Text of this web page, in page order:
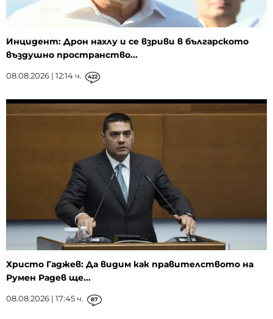
Инцидент: Дрон нахлу и се взриви в българското
въздушно пространство...
08.08.2026 | 12:14 ч. 422
Христо Гаджев: Да видим как правителството на
Румен Радев ще...
08.08.2026 | 17:45 ч. 87